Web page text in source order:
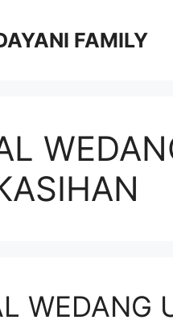
FAMILY
WEDANG